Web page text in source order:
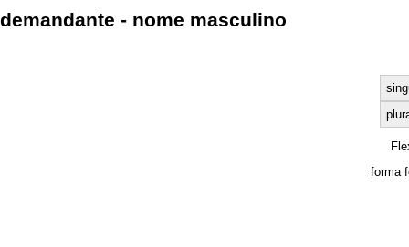
demandante - nome masculino
forma